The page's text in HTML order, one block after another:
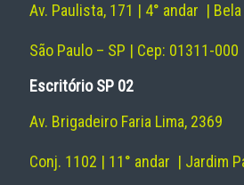
Av. Paulista, 171 | 4° andar |
São Paulo – SP | Cep: 01311-000
Escritório SP 02
Av. Brigadeiro Faria Lima, 2369
Conj. 1102 | 11° andar | Jardim